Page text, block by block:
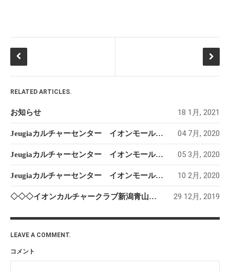
RELATED ARTICLES.
お知らせ 18 1月, 2021
Jeugiaカルチャーセンター イオンモール新潟南 2020 ６月 04 7月, 2020
Jeugiaカルチャーセンター イオンモール新潟南 レッスン変更のお知らせ 05 3月, 2020
Jeugiaカルチャーセンター イオンモール新潟南 冬 10 2月, 2020
◇◇◇イオンカルチャークラブ新潟青山店 カポエィラ・キッズ＆親子クラス◇◇◇ 29 12月, 2019
LEAVE A COMMENT.
コメント